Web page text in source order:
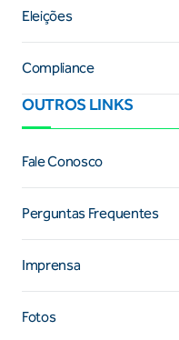
Eleições
Compliance
OUTROS LINKS
Fale Conosco
Perguntas Frequentes
Imprensa
Fotos